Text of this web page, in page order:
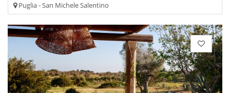
Puglia - San Michele Salentino